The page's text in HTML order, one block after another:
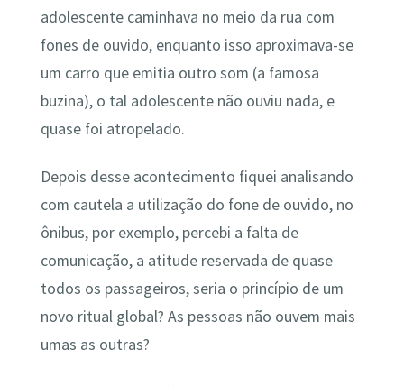
adolescente caminhava no meio da rua com
fones de ouvido, enquanto isso aproximava-se
um carro que emitia outro som (a famosa
buzina), o tal adolescente não ouviu nada, e
quase foi atropelado.
Depois desse acontecimento fiquei analisando
com cautela a utilização do fone de ouvido, no
ônibus, por exemplo, percebi a falta de
comunicação, a atitude reservada de quase
todos os passageiros, seria o princípio de um
novo ritual global? As pessoas não ouvem mais
umas as outras?